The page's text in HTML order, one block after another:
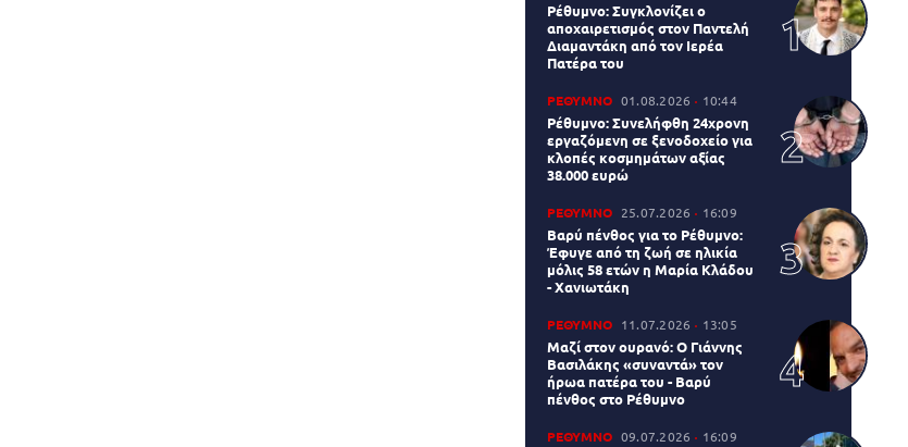
Ρέθυμνο: Συγκλονίζει ο
αποχαιρετισμός στον Παντελή
Διαμαντάκη από τον Ιερέα
Πατέρα του
ΡΕΘΥΜΝΟ 01.08.2026 10:44
Ρέθυμνο: Συνελήφθη 24χρονη
εργαζόμενη σε ξενοδοχείο για
κλοπές κοσμημάτων αξίας
38.000 ευρώ
ΡΕΘΥΜΝΟ 25.07.2026 16:09
Βαρύ πένθος για το Ρέθυμνο:
Έφυγε από τη ζωή σε ηλικία
μόλις 58 ετών η Μαρία Κλάδου
- Χανιωτάκη
ΡΕΘΥΜΝΟ 11.07.2026 13:05
Μαζί στον ουρανό: Ο Γιάννης
Βασιλάκης «συναντά» τον
ήρωα πατέρα του - Βαρύ
πένθος στο Ρέθυμνο
ΡΕΘΥΜΝΟ 09.07.2026 16:09